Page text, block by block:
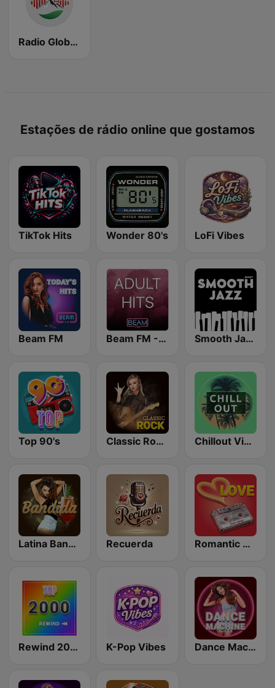
Radio Global Portugal
Estações de rádio online que gostamos
TikTok Hits Wonder 80's LoFi Vibes
Beam FM Beam FM - Adult Hits Smooth Jazz - Groov
Top 90's Classic Rock Station Chillout Vibes
Latina Bandida! Recuerda Romantic Vibes
Rewind 2000's K-Pop Vibes Dance Machine